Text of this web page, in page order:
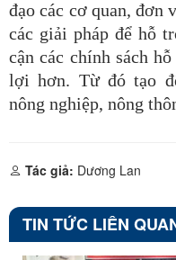
đạo các cơ quan, đơn
các giải pháp để hỗ
cận các chính sách
lợi hơn. Từ đó tạo
nông nghiệp, nông
Tác giả: Dương Lan
TIN TỨC LIÊN